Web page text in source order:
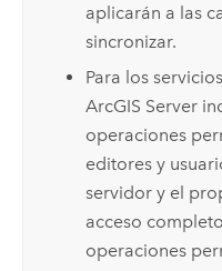
aplicarán a las
sincronizar.
Para los
ArcGIS Server
operaciones
editores y
servidor y el
acceso
operaciones